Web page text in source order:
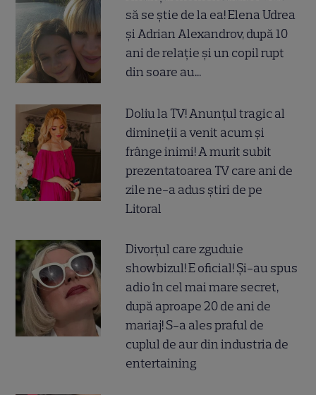
să se știe de la ea! Elena Udrea
și Adrian Alexandrov, după 10
ani de relație și un copil rupt
din soare au...
Doliu la TV! Anunțul tragic al
dimineții a venit acum și
frânge inimi! A murit subit
prezentatoarea TV care ani de
zile ne-a adus știri de pe
Litoral
Divorțul care zguduie
showbizul! E oficial! Și-au spus
adio în cel mai mare secret,
după aproape 20 de ani de
mariaj! S-a ales praful de
cuplul de aur din industria de
entertaining